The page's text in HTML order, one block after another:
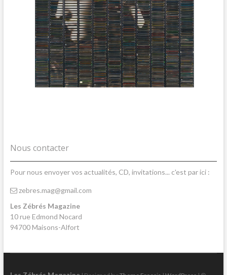
Nous contacter
Pour nous envoyer vos actualités, CD, invitations... c'est par ici :
zebres.mag@gmail.com
Les Zébrés Magazine
10 rue Edmond Nocard
94700 Maisons-Alfort